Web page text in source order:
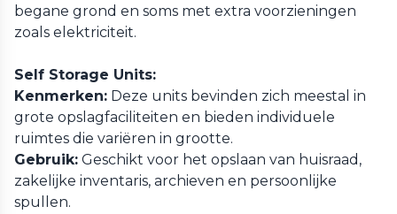
begane grond en soms met extra voorzieningen
zoals elektriciteit.
Self Storage Units:
Kenmerken: Deze units bevinden zich meestal in
grote opslagfaciliteiten en bieden individuele
ruimtes die variëren in grootte.
Gebruik: Geschikt voor het opslaan van huisraad,
zakelijke inventaris, archieven en persoonlijke
spullen.